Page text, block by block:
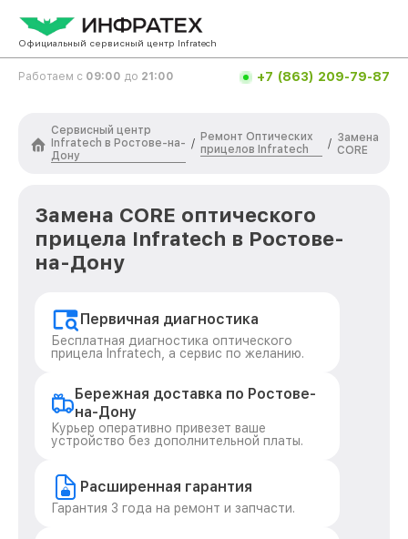
Официальный сервисный центр Infratech
Работаем с 09:00 до 21:00 +7 (863) 209-79-87
Сервисный центр
Infratech в Ростове-на-
Дону
/
Ремонт Оптических
прицелов Infratech
/ Замена
CORE
Замена CORE оптического
прицела Infratech в Ростове-
на-Дону
Первичная диагностика
Бесплатная диагностика оптического
прицела Infratech, а сервис по желанию.
Бережная доставка по Ростове-
на-Дону
Курьер оперативно привезет ваше
устройство без дополнительной платы.
Расширенная гарантия
Гарантия 3 года на ремонт и запчасти.